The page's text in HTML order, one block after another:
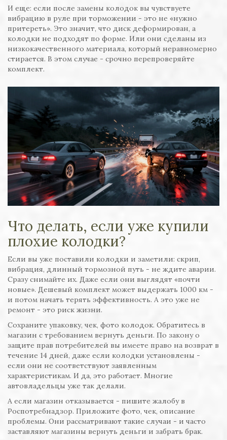
И еще: если после замены колодок вы чувствуете
вибрацию в руле при торможении - это не «нужно
притереть». Это значит, что диск деформирован, а
колодки не подходят по форме. Или они сделаны из
низкокачественного материала, который неравномерно
стирается. В этом случае - срочно перепроверяйте
комплект.
Что делать, если уже купили
плохие колодки?
Если вы уже поставили колодки и заметили: скрип,
вибрация, длинный тормозной путь - не ждите аварии.
Сразу снимайте их. Даже если они выглядят «почти
новые». Дешевый комплект может выдержать 1000 км -
и потом начать терять эффективность. А это уже не
ремонт - это риск жизни.
Сохраните упаковку, чек, фото колодок. Обратитесь в
магазин с требованием вернуть деньги. По закону о
защите прав потребителей вы имеете право на возврат в
течение 14 дней, даже если колодки установлены -
если они не соответствуют заявленным
характеристикам. И да, это работает. Многие
автовладельцы уже так делали.
А если магазин отказывается - пишите жалобу в
Роспотребнадзор. Приложите фото, чек, описание
проблемы. Они рассматривают такие случаи - и часто
заставляют магазины вернуть деньги и забрать брак.